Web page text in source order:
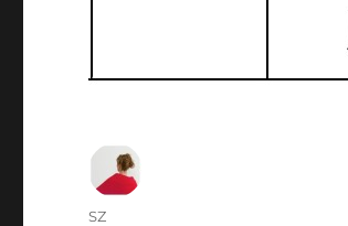
Autor
SZ